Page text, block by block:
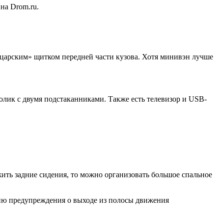
Drom.ru.
щитком передней части кузова. Хотя минивэн лучше
с двумя подстаканниками. Также есть телевизор и USB-
задние сидения, то можно организовать большое спальное
предупреждения о выходе из полосы движения